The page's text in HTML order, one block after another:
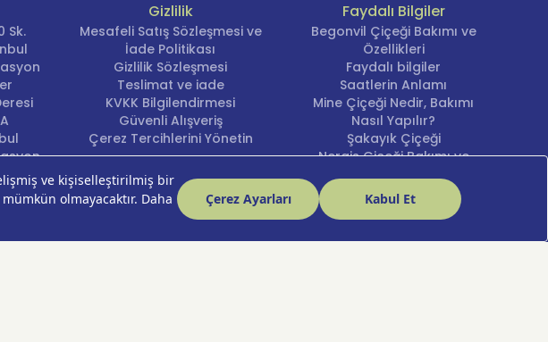
Sk.
A
1:
Gizlilik
Mesafeli Satış Sözleşmesi ve
İade Politikası
Gizlilik Sözleşmesi
Teslimat ve iade
KVKK Bilgilendirmesi
Güvenli Alışveriş
Çerez Tercihlerini Yönetin
Faydalı Bilgiler
Begonvil Çiçeği Bakımı ve
Özellikleri
Faydalı bilgiler
Saatlerin Anlamı
Mine Çiçeği Nedir, Bakımı
Nasıl Yapılır?
Şakayık Çiçeği
Nergis Çiçeği Bakımı ve
Anlamı